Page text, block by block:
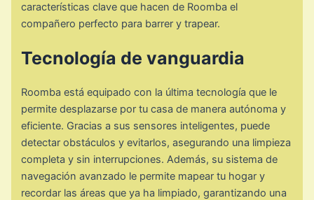
características clave que hacen de Roomba el
compañero perfecto para barrer y trapear.
Tecnología de vanguardia
Roomba está equipado con la última tecnología que le
permite desplazarse por tu casa de manera autónoma y
eficiente. Gracias a sus sensores inteligentes, puede
detectar obstáculos y evitarlos, asegurando una limpieza
completa y sin interrupciones. Además, su sistema de
navegación avanzado le permite mapear tu hogar y
recordar las áreas que ya ha limpiado, garantizando una